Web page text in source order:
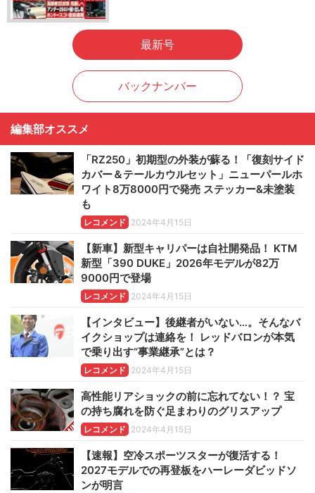
最新号
バックナンバー
編集部オススメ
「RZ250」初期型の外装が蘇る！「復刻サイド
カバー＆テールカウルセット」ニューパールホ
ワイト8万8000円で発売 ステッカー&未塗装
も
レコメンド 2024年4月15日
【新車】新型キャリパーは自社開発品！ KTM
新型「390 DUKE」2026年モデルが82万
9000円で登場
レコメンド 2024年4月15日
【インタビュー】後継者がいない…。そんなバ
イクショップは連絡を！ レッドバロンが本気
で乗り出す“事業継承”とは？
レコメンド 2024年4月15日
高性能リアショックの前に忘れてない！？ 宝
の持ち腐れを防ぐ足まわりのグリスアップ
レコメンド 2024年4月15日
【速報】空冷スポーツスターが復活する！
2027モデルでの再登板をハーレーダビッドソ
ンが明言